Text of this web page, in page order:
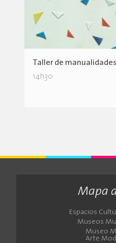
Taller de
14h30
Mapa
Espacios
Museos
Museo
Arte